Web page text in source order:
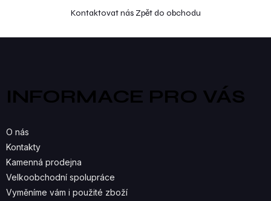
Kontaktovat nás Zpět do obchodu
Z
INFORMACE PRO VÁS
O nás
Kontakty
Kamenná prodejna
Velkoobchodní spolupráce
Vyměníme vám i použité zboží